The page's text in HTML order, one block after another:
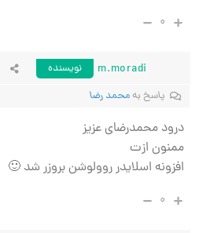
۰
m.moradi
نویسنده
پاسخ بهمحمد رضا
درود محمدرضای عزیز
ممنون ازت
افزونه اسلایدر روولوشن بروزر شد 🙂
۰